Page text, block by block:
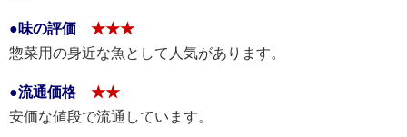
●味の評価
★★★
惣菜用の身近な魚として人気があります。
●流通価格
★★
安価な値段で流通しています。